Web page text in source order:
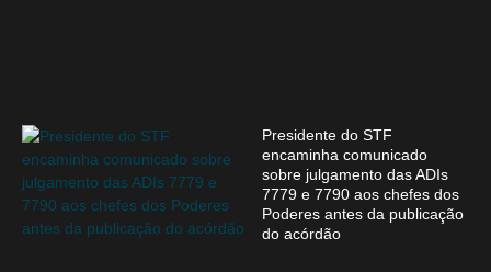
Presidente do STF
encaminha comunicado
sobre julgamento das ADIs
7779 e 7790 aos chefes dos
Poderes antes da publicação
do acórdão